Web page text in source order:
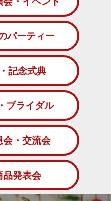
パーティー
記念式典
ブライダル
会・交流会
品発表会